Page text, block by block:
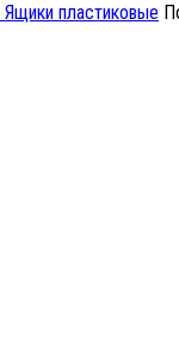
Ящики пластиковые